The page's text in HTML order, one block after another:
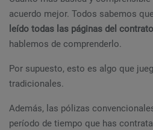
acuerdo mejor. Todos sabemos
leído todas las páginas del contrato
hablemos de comprenderlo.
Por supuesto, esto es algo que
tradicionales.
Además, las pólizas
período de tiempo que has